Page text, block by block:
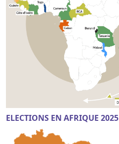
ELECTIONS EN AFRIQUE 2025